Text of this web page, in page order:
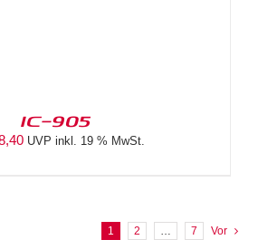
IC-905
UVP inkl. 19 % MwSt.
1 2 … 7 Vor